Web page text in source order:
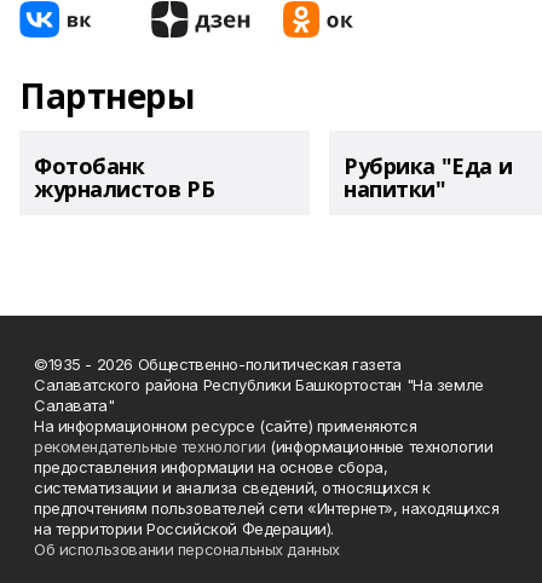
Партнеры
Фотобанк
журналистов РБ
Рубрика "Еда и
напитки"
©1935 - 2026 Общественно-политическая газета
Салаватского района Республики Башкортостан "На земле
Салавата"
На информационном ресурсе (сайте) применяются
рекомендательные технологии (информационные технологии
предоставления информации на основе сбора,
систематизации и анализа сведений, относящихся к
предпочтениям пользователей сети «Интернет», находящихся
на территории Российской Федерации).
Об использовании персональных данных